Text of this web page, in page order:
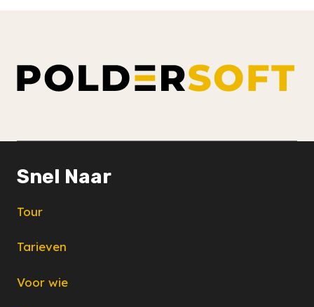
Snel Naar
Tour
Tarieven
Voor wie